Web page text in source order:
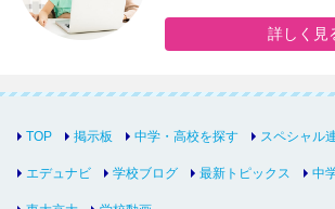
詳しく見
TOP 掲示板 中学・高校を探す スペシャル
エデュナビ 学校ブログ 最新トピックス 中